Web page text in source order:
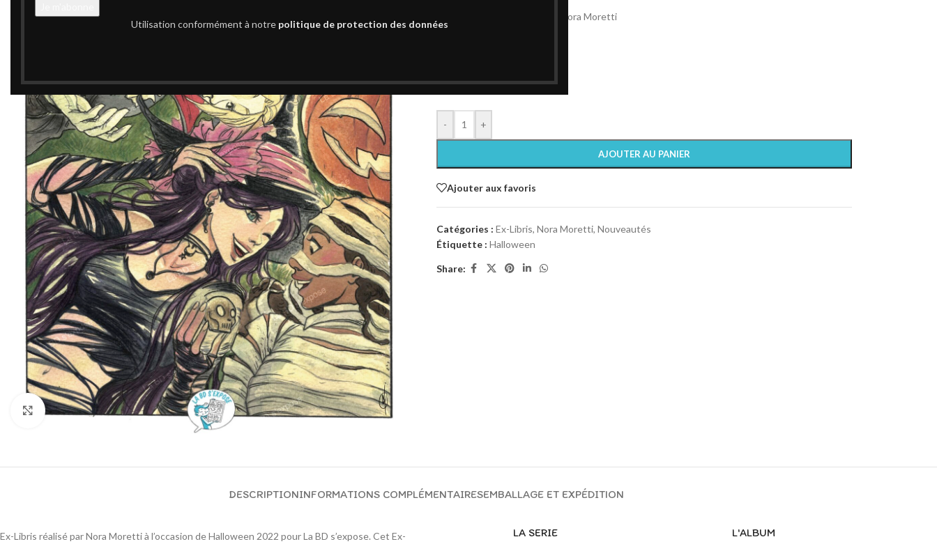
Utilisation conformément à notre politique de protection des données
Cliquez pour agrandir
Halloween 2022 partie 1 par Nora Moretti
Ex-Libris non signé
- +
AJOUTER AU PANIER
Ajouter aux favoris
Catégories : Ex-Libris, Nora Moretti, Nouveautés
Étiquette : Halloween
Share:
DESCRIPTIONINFORMATIONS COMPLÉMENTAIRESEMBALLAGE ET EXPÉDITION
Ex-Libris réalisé par Nora Moretti à l’occasion de Halloween 2022 pour La BD s’expose. Cet Ex-
LA SERIE L'ALBUM